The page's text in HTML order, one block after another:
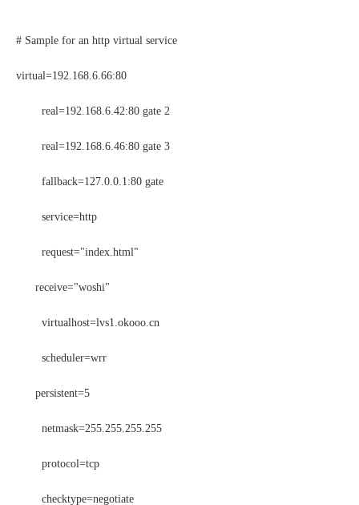
# Sample for an http virtual service
virtual=192.168.6.66:80
real=192.168.6.42:80 gate 2
real=192.168.6.46:80 gate 3
fallback=127.0.0.1:80 gate
service=http
request="index.html"
receive="woshi"
virtualhost=lvs1.okooo.cn
scheduler=wrr
persistent=5
netmask=255.255.255.255
protocol=tcp
checktype=negotiate